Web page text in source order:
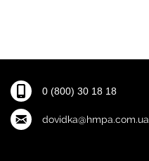
0 (800) 30 18 18
dovidka@hmpa.com.ua